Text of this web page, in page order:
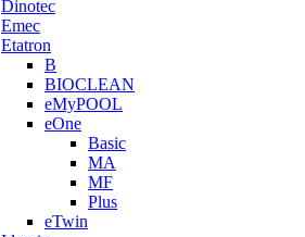
Dinotec
Emec
Etatron
B
BIOCLEAN
eMyPOOL
eOne
Basic
MA
MF
Plus
eTwin